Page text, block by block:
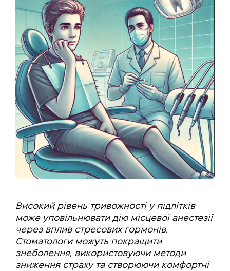
Високий рівень тривожності у підлітків
може уповільнювати дію місцевої анестезії
через вплив стресових гормонів.
Стоматологи можуть покращити
знеболення, використовуючи методи
зниження страху та створюючи комфортні